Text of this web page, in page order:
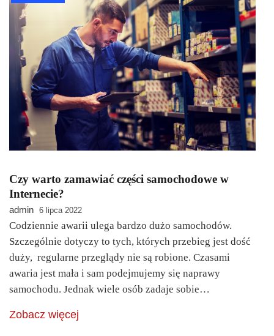
Czy warto zamawiać części samochodowe w
Internecie?
admin 6 lipca 2022
Codziennie awarii ulega bardzo dużo samochodów.
Szczególnie dotyczy to tych, których przebieg jest dość
duży, regularne przeglądy nie są robione. Czasami
awaria jest mała i sam podejmujemy się naprawy
samochodu. Jednak wiele osób zadaje sobie…
Zobacz więcej